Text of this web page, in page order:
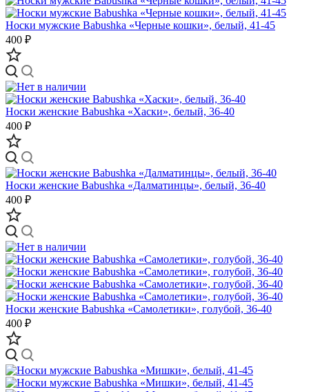
Носки мужские Babushka «Черные кошки», белый, 41-45
400 ₽
Носки женские Babushka «Хаски», белый, 36-40
400 ₽
Носки женские Babushka «Далматинцы», белый, 36-40
400 ₽
Носки женские Babushka «Самолетики», голубой, 36-40
400 ₽